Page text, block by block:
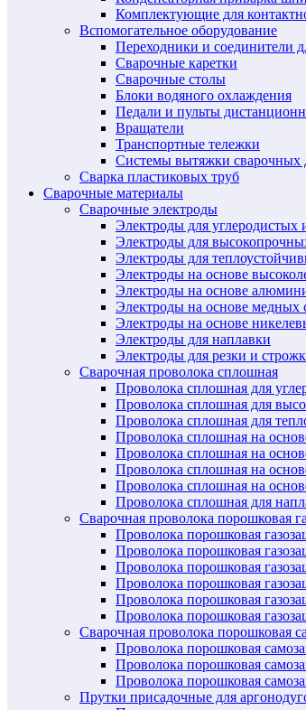
Комплектующие для
Вспомогательное оборудование
Переходники и соединители
Сварочные каретки
Сварочные столы
Блоки водяного охлаждения
Педали и пульты
Вращатели
Транспортные тележки
Системы вытяжки сварочных
Сварка пластиковых труб
Сварочные материалы
Сварочные электроды
Электроды для углеродистых
Электроды для
Электроды для
Электроды на основе
Электроды на основе
Электроды на основе медных
Электроды на основе
Электроды для наплавки
Электроды для резки и
Сварочная проволока сплошная
Проволока сплошная для
Проволока сплошная для
Проволока сплошная для
Проволока сплошная на
Проволока сплошная на
Проволока сплошная на
Проволока сплошная на
Проволока сплошная для
Сварочная проволока порошковая
Проволока порошковая
Проволока порошковая
Проволока порошковая
Проволока порошковая
Проволока порошковая
Проволока порошковая
Сварочная проволока порошковая
Проволока порошковая
Проволока порошковая
Проволока порошковая
Прутки присадочные для